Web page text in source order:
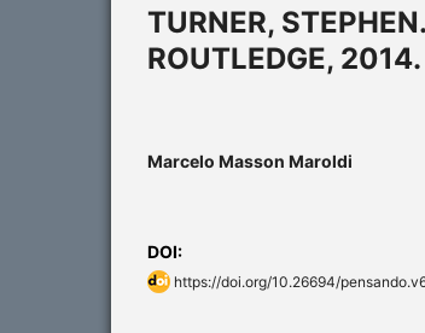
TURNER,
ROUTLEDGE, 2014.
Marcelo Masson Maroldi
DOI:
https://doi.org/10.26694/